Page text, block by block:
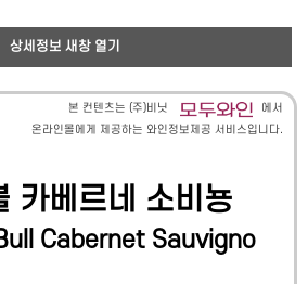
상세정보 새창 열기
본 컨텐츠는 (주)비닛
에서
온라인몰에게 제공하는 와인정보제공 서비스입니다.
카베르네 소비뇽
Cabernet Sauvigno